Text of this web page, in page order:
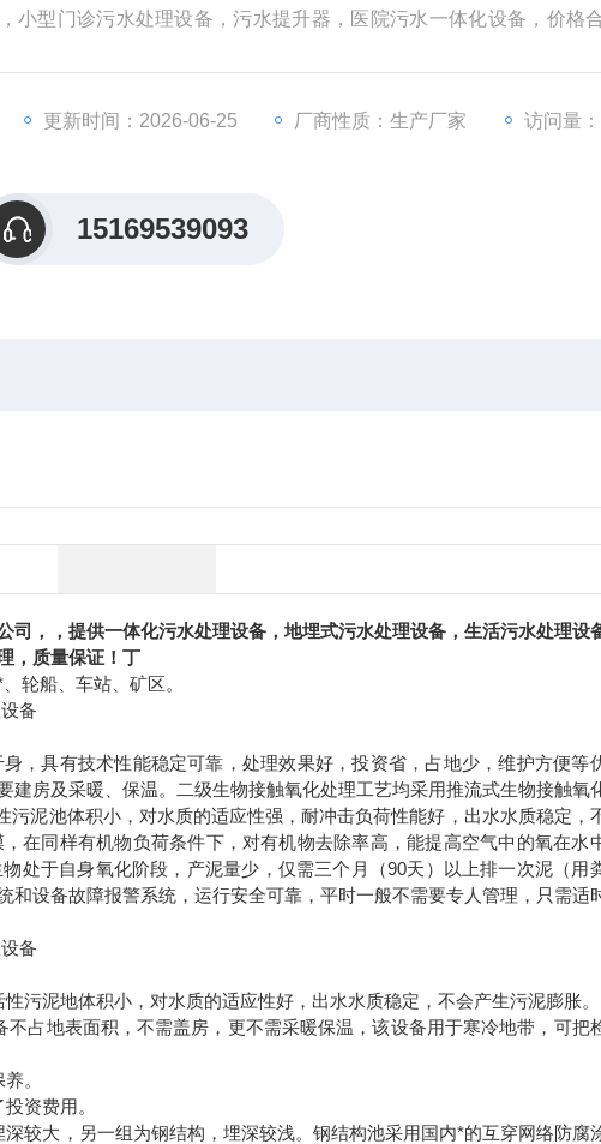
小型门诊污水处理设备，污水提升器，医院污水一体化设备，价格
更新时间：2026-06-25 厂商性质：生产厂家 访问量
15169539093
，，提供一体化污水处理设备，地埋式污水处理设备，生活污水处理设
，质量保证！丁
轮船、车站、矿区。
备
身，具有技术性能稳定可靠，处理效果好，投资省，占地少，维护方便等
房及采暖、保温。二级生物接触氧化处理工艺均采用推流式生物接触氧
泥池体积小，对水质的适应性强，耐冲击负荷性能好，出水水质稳定，
在同样有机物负荷条件下，对有机物去除率高，能提高空气中的氧在水
处于自身氧化阶段，产泥量少，仅需三个月（90天）以上排一次泥（用
设备故障报警系统，运行安全可靠，平时一般不需要专人管理，只需适
备
污泥地体积小，对水质的适应性好，出水水质稳定，不会产生污泥膨胀。
占地表面积，不需盖房，更不需采暖保温，该设备用于寒冷地带，可把
。
资费用。
较大，另一组为钢结构，埋深较浅。钢结构池采用国内*的互穿网络防腐